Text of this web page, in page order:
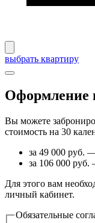
выбрать квартиру
Оформление
Вы можете
стоимость на 30
за 49 000 руб.
за 106 000
Для этого вам
личный кабинет.
Обязательные